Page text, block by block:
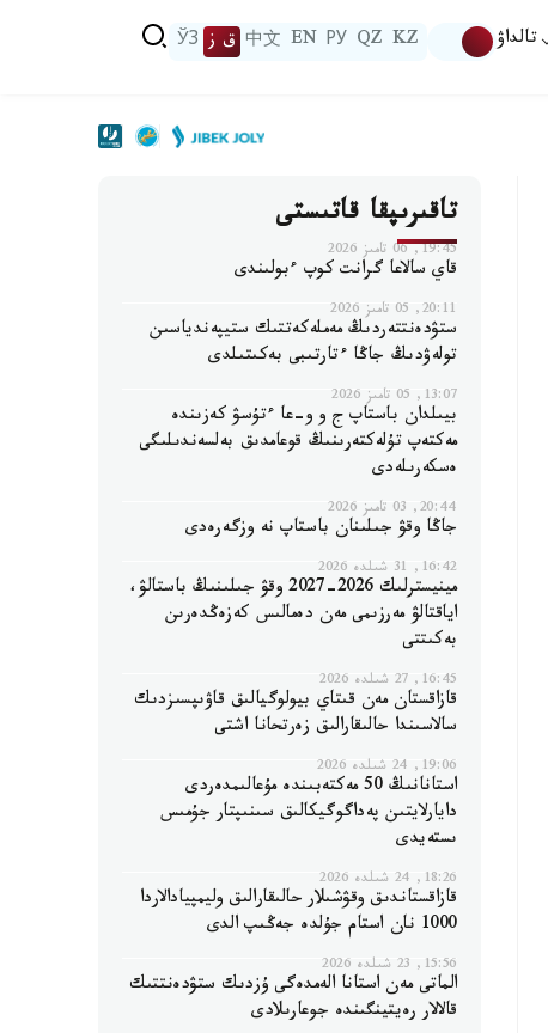
تالداۋ KZ
QZ
РУ
EN
中文 ق ز ЎЗ
تاقىرىپقا قاتىستى
19:45, 06 تامىز 2026
قاي سالاعا گرانت كوپ ءبولىندى
20:11, 05 تامىز 2026
ستۋدەنتتەردىڭ مەملەكەتتىك ستيپەندياسىن
تولەۋدىڭ جاڭا ءتارتىبى بەكىتىلدى
13:07, 05 تامىز 2026
بيىلدان باستاپ ج و و-عا ءتۇسۋ كەزىندە
مەكتەپ تۇلەكتەرىنىڭ قوعامدىق بەلسەندىلىگى
ەسكەرىلەدى
20:44, 03 تامىز 2026
جاڭا وقۋ جىلىنان باستاپ نە وزگەرەدى
16:42, 31 شىلدە 2026
مينيسترلىك 2026-2027 وقۋ جىلىنىڭ باستالۋ،
اياقتالۋ مەرزىمى مەن دەمالىس كەزەڭدەرىن
بەكىتتى
16:45, 27 شىلدە 2026
قازاقستان مەن قىتاي بيولوگيالىق قاۋىپسىزدىك
سالاسىندا حالىقارالىق زەرتحانا اشتى
19:06, 24 شىلدە 2026
استانانىڭ 50 مەكتەبىندە مۇعالىمدەردى
دايارلايتىن پەداگوگيكالىق سىنىپتار جۇمىس
ىستەيدى
18:26, 24 شىلدە 2026
قازاقستاندىق وقۋشىلار حالىقارالىق وليمپيادالاردا
1000 نان استام جۇلدە جەڭىپ الدى
15:56, 23 شىلدە 2026
الماتى مەن استانا الەمدەگى ۇزدىك ستۋدەنتتىك
قالالار رەيتينگىندە جوعارىلادى